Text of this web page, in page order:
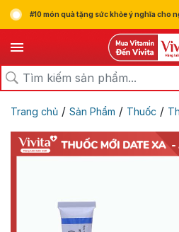
#10 món quà tặng sức khỏe ý nghĩa cho
Trang chủ / Sản Phẩm / Thuốc /